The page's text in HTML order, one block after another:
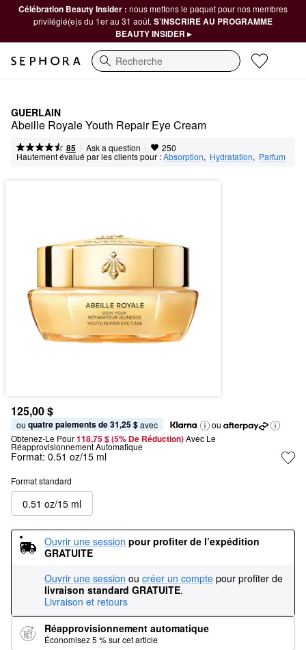
Célébration Beauty Insider : nous mettons le paquet pour nos membres
privilégié(e)s du 1er au 31 août. S’INSCRIRE AU PROGRAMME
BEAUTY INSIDER ▸
Recherche
GUERLAIN
Abeille Royale Youth Repair Eye Cream
85 | Ask a question | 250
Hautement évalué par les clients pour :Absorption, Hydratation, Parfum
125,00 $
ou quatre paiements de 31,25 $ avec
ou
Obtenez-Le Pour118,75 $ (5% De Réduction) Avec Le
Réapprovisionnement Automatique
Format: 0.51 oz/15 ml
Format standard
0.51 oz/15 ml
Ouvrir une session pour profiter de l’expédition
GRATUITE
Ouvrir une session ou créer un compte pour profiter de
livraison standard GRATUITE.
Livraison et retours
Réapprovisionnement automatique
Économisez 5 % sur cet article